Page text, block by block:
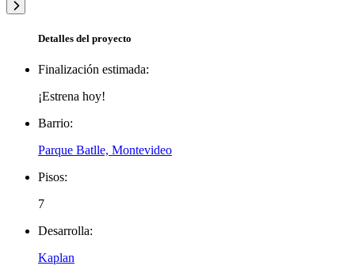
Detalles del proyecto
Finalización estimada:
¡Estrena hoy!
Barrio:
Parque Batlle, Montevideo
Pisos:
7
Desarrolla:
Kaplan